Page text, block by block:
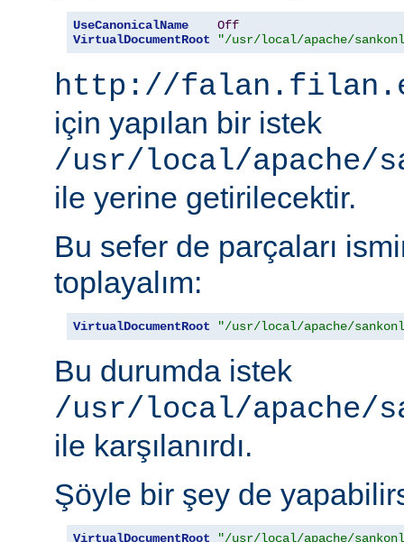
UseCanonicalName
Off
VirtualDocumentRoot
"/usr/local/apache/
http://
için yapılan bir istek
/usr/local/apache/
ile yerine getirilecektir.
Bu sefer de parçaları
toplayalım:
VirtualDocumentRoot "/usr/local/apache/
Bu durumda istek
/usr/local/apache/
ile karşılanırdı.
Şöyle bir şey de
VirtualDocumentRoot "/usr/local/apache/